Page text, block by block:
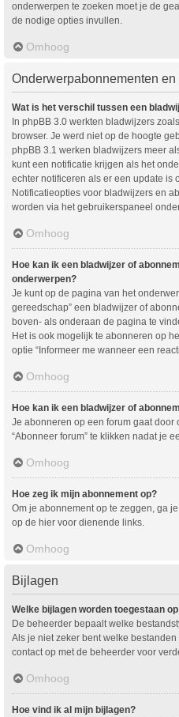
onderwerpen te zoeken moet je de
de nodige opties invullen.
Omhoog
Onderwerpabonnementen
Wat is het verschil tussen een
In phpBB 3.0 werkten bladwijzers
browser. Je werd niet op de hoogte
phpBB 3.1 werken bladwijzers meer
kunt een notificatie krijgen als het
echter notificeren als er een update is
Notificatieopties voor bladwijzers en
worden via het gebruikerspaneel
Omhoog
Hoe kan ik een bladwijzer of
onderwerpen?
Je kunt op de pagina van het
gereedschap” een bladwijzer of
boven- als onderaan de pagina te
Het is ook mogelijk te abonneren op
optie “Informeer me wanneer een
Omhoog
Hoe kan ik een bladwijzer of
Je abonneren op een forum gaat
“Abonneer forum” te klikken nadat je
Omhoog
Hoe zeg ik mijn abonnement op?
Om je abonnement op te zeggen, ga
op de hier voor dienende links.
Omhoog
Bijlagen
Welke bijlagen worden toegestaan
De beheerder bepaalt welke
Als je niet zeker bent welke
contact op met de beheerder voor
Omhoog
Hoe vind ik al mijn bijlagen?